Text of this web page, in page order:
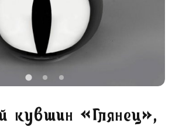
кувшин «Глянец»,